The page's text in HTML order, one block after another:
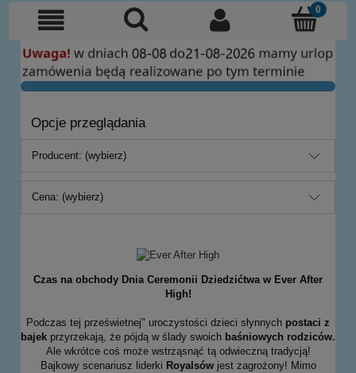
Opcje przeglądania
Producent: (wybierz)
Cena: (wybierz)
Czas na obchody Dnia Ceremonii Dziedzićtwa w Ever After
High!
Podczas tej prześwietnej" uroczystości dzieci słynnych postaci z
bajek przyrzekają, że pójdą w ślady swoich baśniowych rodziców.
Ale wkrótce coś może wstrząsnąć tą odwieczną tradycją!
Bajkowy scenariusz liderki Royalsówjest zagrożony! Mimo